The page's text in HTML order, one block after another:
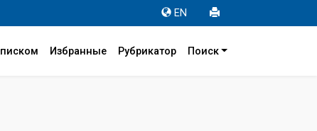
EN
Избранные Рубрикатор Поиск